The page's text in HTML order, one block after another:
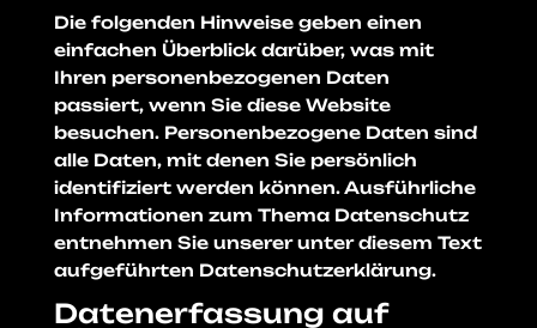
Die folgenden Hinweise geben einen
einfachen Überblick darüber, was mit
Ihren personenbezogenen Daten
passiert, wenn Sie diese Website
besuchen. Personenbezogene Daten sind
alle Daten, mit denen Sie persönlich
identifiziert werden können. Ausführliche
Informationen zum Thema Datenschutz
entnehmen Sie unserer unter diesem Text
aufgeführten Datenschutzerklärung.
Datenerfassung auf